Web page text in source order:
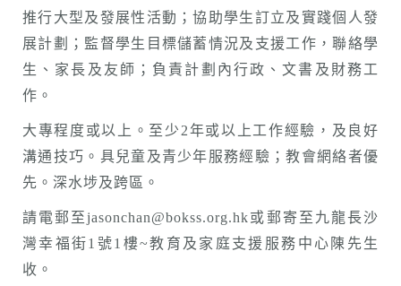
推行大型及發展性活動；協助學生訂立及實踐個人發
展計劃；監督學生目標儲蓄情況及支援工作，聯絡學
生、家長及友師；負責計劃內行政、文書及財務工
作。
大專程度或以上。至少2年或以上工作經驗，及良好
溝通技巧。具兒童及青少年服務經驗；教會網絡者優
先。深水埗及跨區。
請電郵至jasonchan@bokss.org.hk或郵寄至九龍長沙
灣幸福街1號1樓~教育及家庭支援服務中心陳先生
收。